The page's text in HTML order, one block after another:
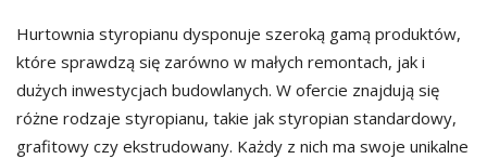
Hurtownia styropianu dysponuje szeroką gamą produktów,
które sprawdzą się zarówno w małych remontach, jak i
dużych inwestycjach budowlanych. W ofercie znajdują się
różne rodzaje styropianu, takie jak styropian standardowy,
grafitowy czy ekstrudowany. Każdy z nich ma swoje unikalne